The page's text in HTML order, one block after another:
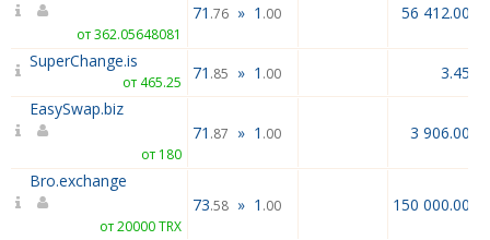
от 362.05648081
71 .76 » 1 .00 56 412.00
SuperChange.is
от 465.25 71 .85 » 1 .00
3.45
EasySwap.biz
от 180
71 .87 » 1 .00 3 906.00
Bro.exchange
от 20000 TRX
73.58 » 1 .00 150 000.00